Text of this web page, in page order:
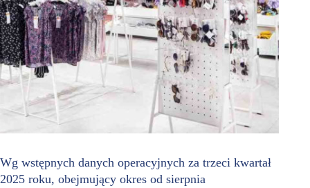
Wg wstępnych danych operacyjnych za trzeci kwartał
2025 roku, obejmujący okres od sierpnia